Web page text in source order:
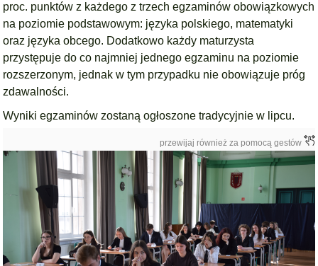
proc. punktów z każdego z trzech egzaminów obowiązkowych
na poziomie podstawowym: języka polskiego, matematyki
oraz języka obcego. Dodatkowo każdy maturzysta
przystępuje do co najmniej jednego egzaminu na poziomie
rozszerzonym, jednak w tym przypadku nie obowiązuje próg
zdawalności.
Wyniki egzaminów zostaną ogłoszone tradycyjnie w lipcu.
przewijaj również za pomocą gestów